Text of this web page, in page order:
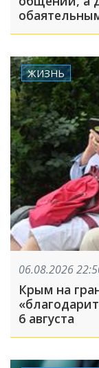
ЖИЗНЬ
06.08.2026
Крым на
6 августа